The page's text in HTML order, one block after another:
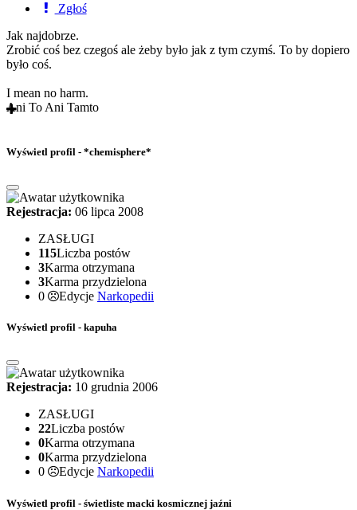
Zgłoś
Jak najdobrze.
Zrobić coś bez czegoś ale żeby było jak z tym czymś. To by dopiero
było coś.
I mean no harm.
Ani To Ani Tamto
Wyświetl profil - *chemisphere*
Rejestracja: 06 lipca 2008
ZASŁUGI
115Liczba postów
3Karma otrzymana
3Karma przydzielona
0
Edycje Narkopedii
Wyświetl profil - kapuha
Rejestracja: 10 grudnia 2006
ZASŁUGI
22Liczba postów
0Karma otrzymana
0Karma przydzielona
0
Edycje Narkopedii
Wyświetl profil - świetliste macki kosmicznej jaźni